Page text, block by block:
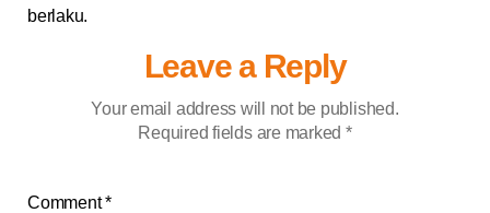
berlaku.
Leave a Reply
Your email address will not be published.
Required fields are marked *
Comment*